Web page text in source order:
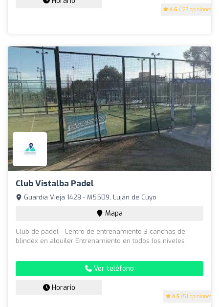
4.6 (127 opiniones)
Club Vistalba Padel
4.5 (51 opiniones)
Guardia Vieja 1428 - M5509, Luján de Cuyo
Mapa
Club de padel - Centro de entrenamiento 3 canchas de
blindex en alquiler Entrenamiento en todos los niveles
Ver teléfono
Horario